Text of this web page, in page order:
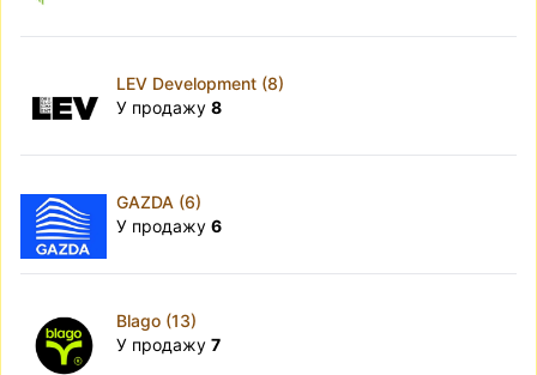
LEV Development (8)
У продажу 8
GAZDA (6)
У продажу 6
Blago (13)
У продажу 7